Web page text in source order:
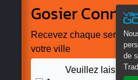
de
Gosier
Recevez chaque
votre ville
Veuillez laisser